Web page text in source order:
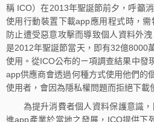
稱 ICO）在2013年聖誕節前夕，呼籲
使用行動裝置下載app應用程式時，
防止遭受惡意攻擊而導致個人資料外
是2012年聖誕節當天，即有32億8000
使用。從ICO公布的ㄧ項調查結果中發
app供應商會透過何種方式使用他們的
使用者，會因為隱私權問題而拒絕下載
為提升消費者個人資料保護意識，
進app產業於當地之發展，ICO提供下